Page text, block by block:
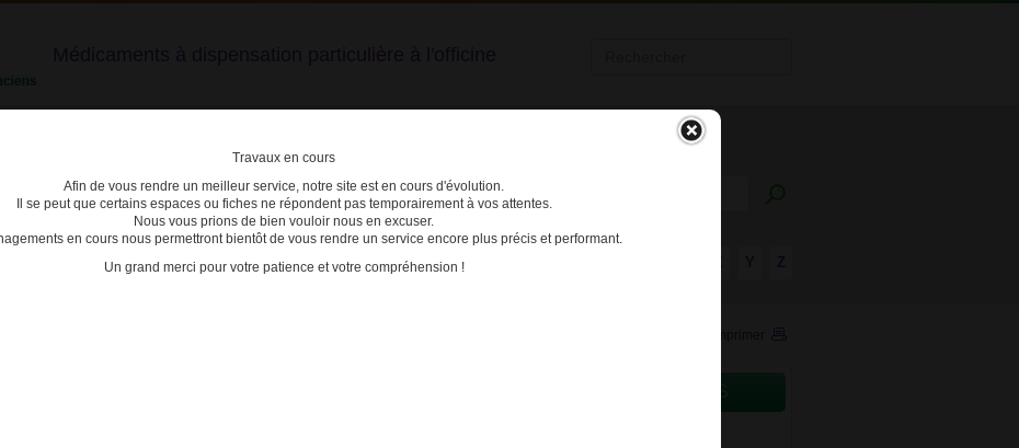
E F G H I J K L M N O P
Travaux en cours
Afin de vous rendre un meilleur service, notre site est en cours d'évolution.
Il se peut que certains espaces ou fiches ne répondent pas temporairement à vos attentes.
Nous vous prions de bien vouloir nous en excuser.
en cours nous permettront bientôt de vous rendre un service encore plus précis et performant.
Un grand merci pour votre patience et votre compréhension !